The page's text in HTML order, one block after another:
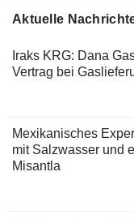
Aktuelle
Iraks KRG: Dana
Vertrag bei
Mexikanisches
mit Salzwasser und
Misantla